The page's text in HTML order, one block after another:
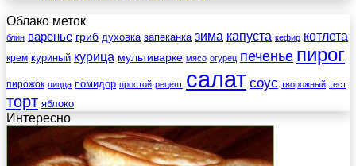
Облако меток
блин варенье гриб духовка запеканка зима капуста кефир котлета
крем куриный курица мультиварке мясо огурец печенье пирог
пирожок пицца помидор простой рецепт салат соус творожный тест
торт яблоко
Интересно